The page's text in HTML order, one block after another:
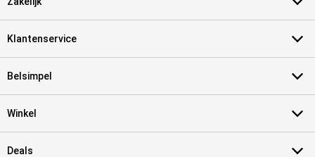
Klantenservice
Belsimpel
Winkel
Deals